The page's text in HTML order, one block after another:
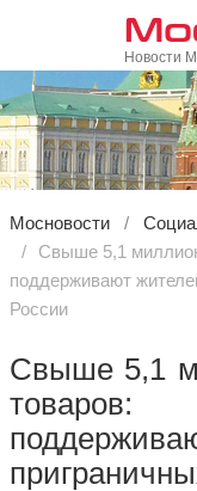
Новости
Мосновости
Свыше 5,1
поддерживают
России
Свыше 5,1